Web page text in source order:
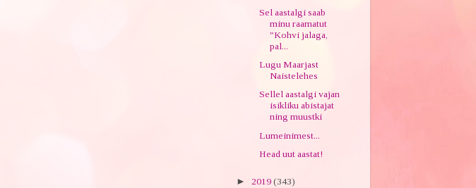
Sel aastalgi saab
minu raamatut
"Kohvi jalaga,
pal...
Lugu Maarjast
Naistelehes
Sellel aastalgi vajan
isikliku abistajat
ning muustki
Lumeinimest...
Head uut aastat!
► 2019 (343)